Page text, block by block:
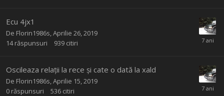
Ecu 4jx1
De Florin1986s Aprilie 26, 2019
14 răspunsuri 939 citiri
Oscileaza relații la rece și cate o dată la xald
De Florin1986s Aprilie 15, 2019
0 răspunsuri 536 citiri